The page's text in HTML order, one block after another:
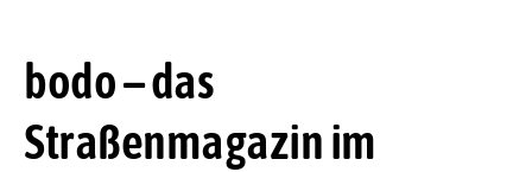
bodo – das
Straßenmagazin im